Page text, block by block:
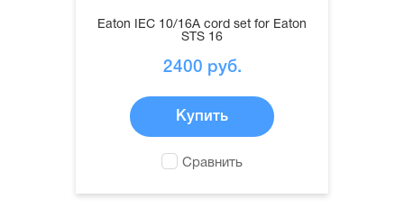
Eaton IEC 10/16A cord set for Eaton
STS 16
2400 руб.
Купить
Сравнить